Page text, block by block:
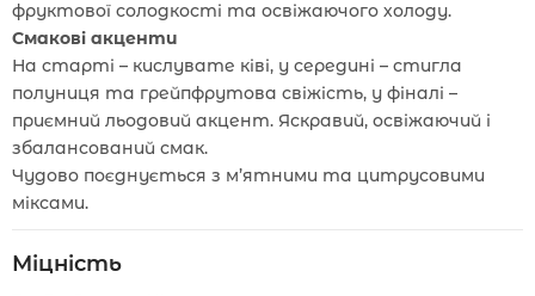
фруктової солодкості та освіжаючого холоду.
Смакові акценти
На старті – кислувате ківі, у середині – стигла
полуниця та грейпфрутова свіжість, у фіналі –
приємний льодовий акцент. Яскравий, освіжаючий і
збалансований смак.
Чудово поєднується з м’ятними та цитрусовими
міксами.
Міцність